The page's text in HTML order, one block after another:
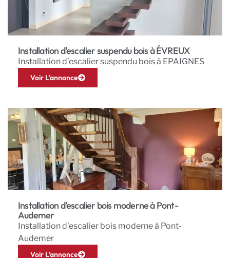
Installation d'escalier suspendu bois à ÉVREUX
Installation d’escalier suspendu bois à EPAIGNES
Voir L'annonce
Installation d'escalier bois moderne à Pont-
Audemer
Installation d’escalier bois moderne à Pont-
Audemer
Voir L'annonce